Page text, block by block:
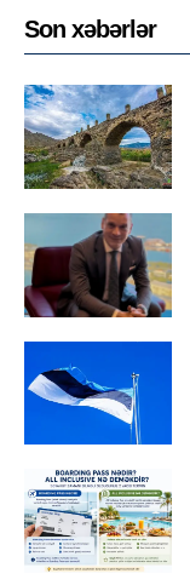
Son xəbərlər